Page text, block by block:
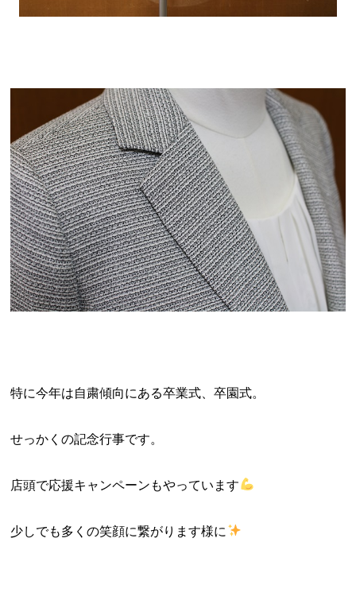
特に今年は自粛傾向にある卒業式、卒園式。
せっかくの記念行事です。
店頭で応援キャンペーンもやっています
少しでも多くの笑顔に繋がります様に